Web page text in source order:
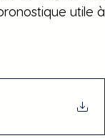
utile à